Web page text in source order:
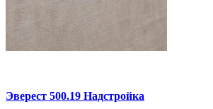
Эверест 500.19 Надстройка